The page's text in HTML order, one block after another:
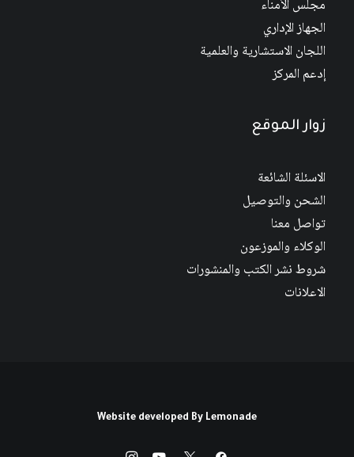
مجلس الأمناء
الجهاز الإداري
اللجان الاستشارية والعلمية
إدعم المركز
زوار الموقع
الاسئلة الشائعة
الشحن والتوصيل
تواصل معنا
الوكلاء والموزعون
شروط نشر الكتب والمنشورات
الاعلانات
Website developed By Lemonade